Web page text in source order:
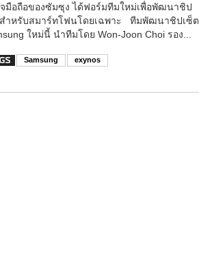
มือถือของซัมซุง ได้ฟอร์มทีมใหม่เพื่อพัฒนาชิป
ำหรับสมาร์ทโฟนโดยเฉพาะ ทีมพัฒนาชิปเซ็ต
ใหม่นี้ นำทีมโดย Won-Joon Choi รอง...
Samsung exynos